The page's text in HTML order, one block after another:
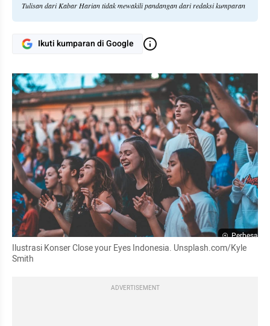
Tulisan dari Kabar Harian tidak mewakili pandangan dari redaksi kumparan
Ikuti kumparan di Google
Perbesar
Ilustrasi Konser Close your Eyes Indonesia. Unsplash.com/Kyle
Smith
ADVERTISEMENT